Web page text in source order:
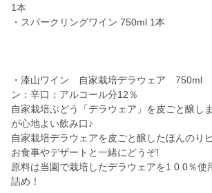
1本
・スパークリングワイン 750ml 1本
・漆山ワイン 自家栽培デラウェア 750ml
ン：辛口：アルコール分12％
自家栽培ぶどう「デラウェア」を皮ごと醸し
が心地よい飲み口♪
自家栽培デラウェアを皮ごと醸したほんのり
お食事やデザートと一緒にどうぞ!
原料は当園で栽培したデラウェアを1 0 0％使
詰め！